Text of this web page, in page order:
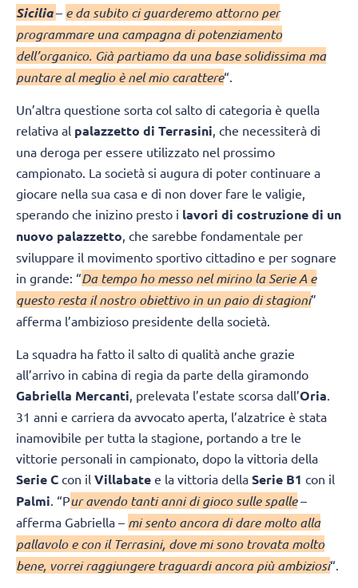
Sicilia– e da subito ci guarderemo attorno per
programmare una campagna di potenziamento
dell’organico. Già partiamo da una base solidissima ma
puntare al meglio è nel mio carattere“.
Un’altra questione sorta col salto di categoria è quella
relativa al palazzetto di Terrasini, che necessiterà di
una deroga per essere utilizzato nel prossimo
campionato. La società si augura di poter continuare a
giocare nella sua casa e di non dover fare le valigie,
sperando che inizino presto i lavori di costruzione di un
nuovo palazzetto, che sarebbe fondamentale per
sviluppare il movimento sportivo cittadino e per sognare
in grande: “Da tempo ho messo nel mirino la Serie A e
questo resta il nostro obiettivo in un paio di stagioni”
afferma l’ambizioso presidente della società.
La squadra ha fatto il salto di qualità anche grazie
all’arrivo in cabina di regia da parte della giramondo
Gabriella Mercanti , prelevata l’estate scorsa dall’Oria
31 anni e carriera da avvocato aperta, l’alzatrice è stata
inamovibile per tutta la stagione, portando a tre le
vittorie personali in campionato, dopo la vittoria della
Serie C con il Villabate e la vittoria della Serie B1 con il
Palmi . “Pur avendo tanti anni di gioco sulle spalle–
afferma Gabriella – mi sento ancora di dare molto alla
pallavolo e con il Terrasini, dove mi sono trovata molto
bene, vorrei raggiungere traguardi ancora più ambiziosi“.